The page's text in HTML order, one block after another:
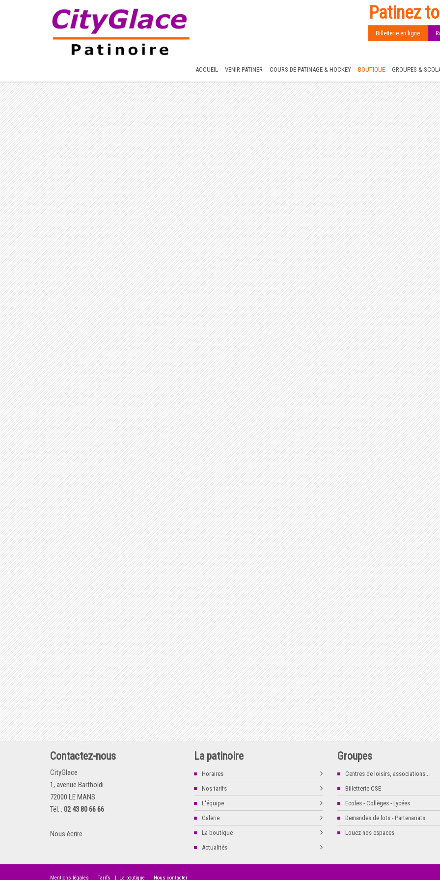
Patinez
Billetterie en ligne
ACCUEIL VENIR PATINER COURS DE PATINAGE & HOCKEY BOUTIQUE GROUPES &
Contactez-nous
CityGlace
1, avenue Bartholdi
72000 LE MANS
Tél. : 02 43 80 66 66
Nous écrire
La patinoire
Horaires
Nos tarifs
L'équipe
Galerie
La boutique
Actualités
Groupes
Centres de loisirs, associations...
Billetterie CSE
Ecoles - Collèges - Lycées
Demandes de lots - Partenariats
Louez nos espaces
Mentions légales | Tarifs | La boutique | Nous contacter